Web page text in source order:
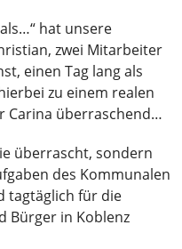
hat unsere
zwei Mitarbeiter
einen Tag lang als
zu einem realen
Carina überraschend…
überrascht, sondern
des Kommunalen
tagtäglich für die
Bürger in Koblenz